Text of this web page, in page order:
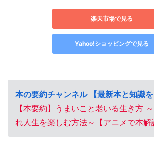
楽天市場で見る
Yahoo!ショッピングで見る
本の要約チャンネル 【最新本と知識を
【本要約】うまいこと老いる生き方
れ人生を楽しむ方法～【アニメで本解